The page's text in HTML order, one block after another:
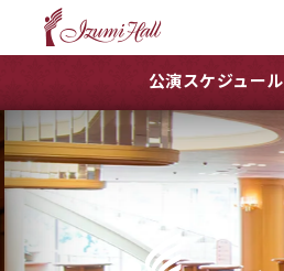
公演スケジュール